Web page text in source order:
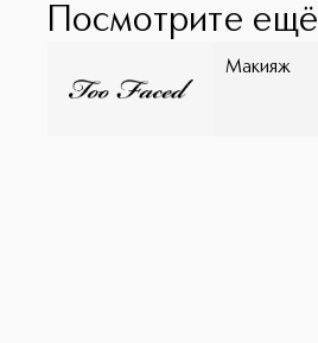
Посмотрите ещё
Макияж